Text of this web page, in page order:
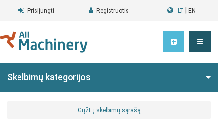
Prisijungti Registruotis LT EN
Skelbimų kategorijos
Grįžti į skelbimų sąrašą